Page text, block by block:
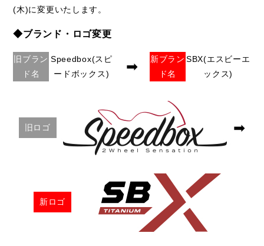
(木)に変更いたします。
◆ブランド・ロゴ変更
旧ブラン
ド名
Speedbox(スピ
ードボックス)
➡
新ブラン
ド名
SBX(エスビーエ
ックス)
旧ロゴ ➡
新ロゴ